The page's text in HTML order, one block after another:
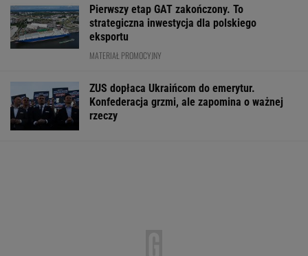
Pierwszy etap GAT zakończony. To
strategiczna inwestycja dla polskiego
eksportu
MATERIAŁ PROMOCYJNY
ZUS dopłaca Ukraińcom do emerytur.
Konfederacja grzmi, ale zapomina o ważnej
rzeczy